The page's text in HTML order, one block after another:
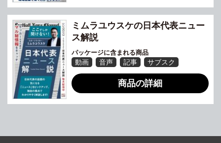
ミムラユウスケの日本代表ニュー
ス解説
パッケージに含まれる商品
動画 音声 記事 サブスク
商品の詳細